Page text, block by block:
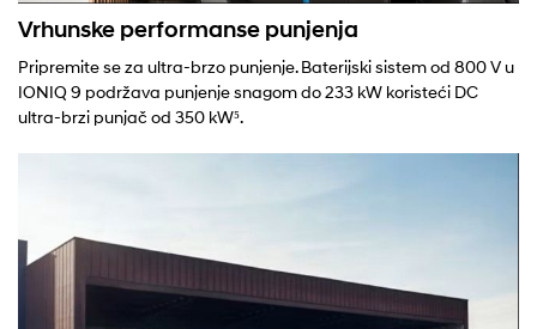
Vrhunske performanse punjenja
Pripremite se za ultra-brzo punjenje. Baterijski sistem od 800 V u
IONIQ 9 podržava punjenje snagom do 233 kW koristeći DC
ultra-brzi punjač od 350 kW⁵.